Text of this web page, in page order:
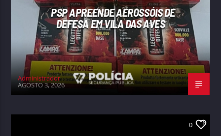
PSP APREENDE AEROSSÓIS DE
DEFESA EM VILA DAS AVES
Administrador
AGOSTO 3, 2026
0